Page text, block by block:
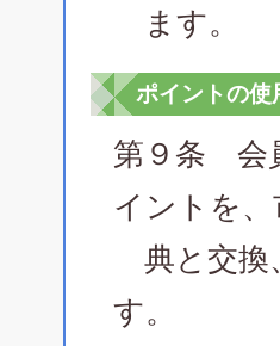
ます。
ポイントの使
第９条 会
イントを
典と交換
す。